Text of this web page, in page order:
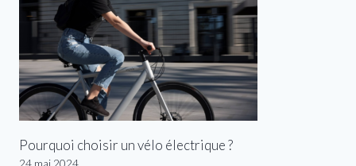
Pourquoi choisir un vélo électrique ?
24 mai 2024